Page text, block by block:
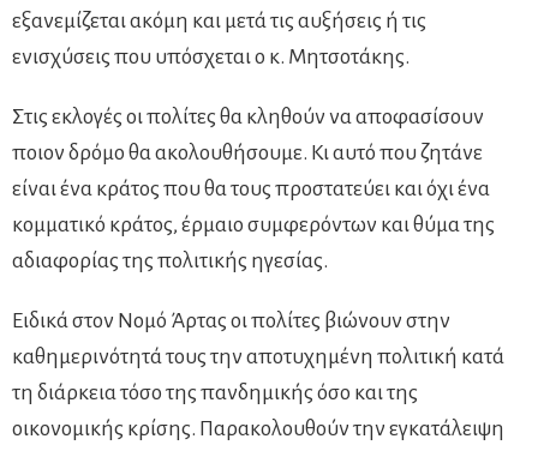
εξανεμίζεται ακόμη και μετά τις αυξήσεις ή τις
ενισχύσεις που υπόσχεται ο κ. Μητσοτάκης.
Στις εκλογές οι πολίτες θα κληθούν να αποφασίσουν
ποιον δρόμο θα ακολουθήσουμε. Κι αυτό που ζητάνε
είναι ένα κράτος που θα τους προστατεύει και όχι ένα
κομματικό κράτος, έρμαιο συμφερόντων και θύμα της
αδιαφορίας της πολιτικής ηγεσίας.
Ειδικά στον Νομό Άρτας οι πολίτες βιώνουν στην
καθημερινότητά τους την αποτυχημένη πολιτική κατά
τη διάρκεια τόσο της πανδημικής όσο και της
οικονομικής κρίσης. Παρακολουθούν την εγκατάλειψη